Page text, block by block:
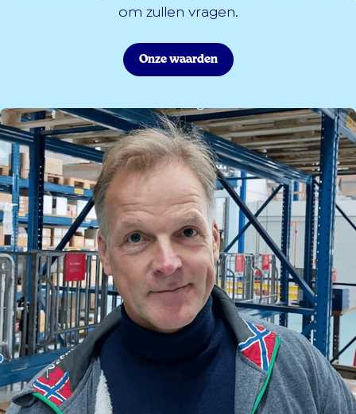
om zullen vragen.
Onze waarden